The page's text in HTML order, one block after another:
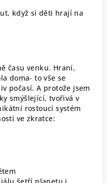
když si děti hrají na
času venku. Hraní,
doma- to vše se
počasí. A protože jsem
smýšlející, tvořivá v
rostoucí systém
ve zkratce: